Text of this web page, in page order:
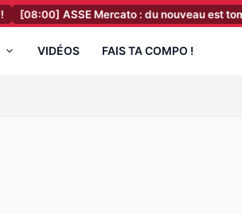
ASSE Mercato : du nouveau est tombé dans le
VIDÉOS FAIS TA COMPO !